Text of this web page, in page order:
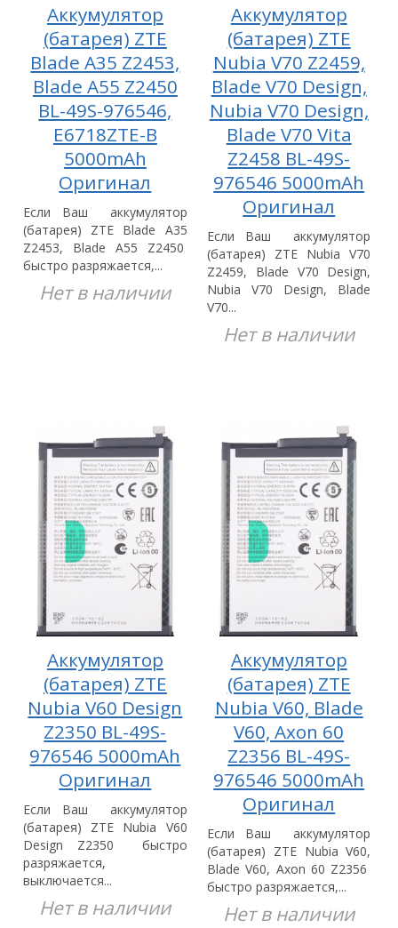
Аккумулятор
(батарея) ZTE
Blade A35 Z2453,
Blade A55 Z2450
BL-49S-976546,
E6718ZTE-B
5000mAh
Оригинал
Если Ваш аккумулятор
(батарея) ZTE Blade A35
Z2453, Blade A55 Z2450
быстро разряжается,...
Нет в наличии
Аккумулятор
(батарея) ZTE
Nubia V70 Z2459,
Blade V70 Design,
Nubia V70 Design,
Blade V70 Vita
Z2458 BL-49S-
976546 5000mAh
Оригинал
Если Ваш аккумулятор
(батарея) ZTE Nubia V70
Z2459, Blade V70 Design,
Nubia V70 Design, Blade
V70...
Нет в наличии
Аккумулятор
(батарея) ZTE
Nubia V60 Design
Z2350 BL-49S-
976546 5000mAh
Оригинал
Если Ваш аккумулятор
(батарея) ZTE Nubia V60
Design Z2350 быстро
разряжается,
выключается...
Нет в наличии
Аккумулятор
(батарея) ZTE
Nubia V60, Blade
V60, Axon 60
Z2356 BL-49S-
976546 5000mAh
Оригинал
Если Ваш аккумулятор
(батарея) ZTE Nubia V60,
Blade V60, Axon 60 Z2356
быстро разряжается,...
Нет в наличии